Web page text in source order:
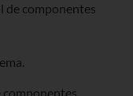
de componentes
componentes.